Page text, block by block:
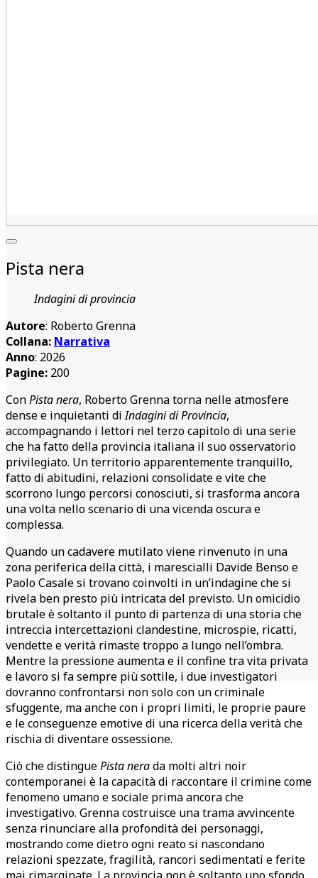
Pista nera
Indagini di provincia
Autore: Roberto Grenna
Collana: Narrativa
Anno: 2026
Pagine: 200
ConPista nera, Roberto Grenna torna nelle atmosfere
dense e inquietanti diIndagini di Provincia,
accompagnando i lettori nel terzo capitolo di una serie
che ha fatto della provincia italiana il suo osservatorio
privilegiato. Un territorio apparentemente tranquillo,
fatto di abitudini, relazioni consolidate e vite che
scorrono lungo percorsi conosciuti, si trasforma ancora
una volta nello scenario di una vicenda oscura e
complessa.
Quando un cadavere mutilato viene rinvenuto in una
zona periferica della città, i marescialli Davide Benso e
Paolo Casale si trovano coinvolti in un’indagine che si
rivela ben presto più intricata del previsto. Un omicidio
brutale è soltanto il punto di partenza di una storia che
intreccia intercettazioni clandestine, microspie, ricatti,
vendette e verità rimaste troppo a lungo nell’ombra.
Mentre la pressione aumenta e il confine tra vita privata
e lavoro si fa sempre più sottile, i due investigatori
dovranno confrontarsi non solo con un criminale
sfuggente, ma anche con i propri limiti, le proprie paure
e le conseguenze emotive di una ricerca della verità che
rischia di diventare ossessione.
Ciò che distinguePista nerada molti altri noir
contemporanei è la capacità di raccontare il crimine come
fenomeno umano e sociale prima ancora che
investigativo. Grenna costruisce una trama avvincente
senza rinunciare alla profondità dei personaggi,
mostrando come dietro ogni reato si nascondano
relazioni spezzate, fragilità, rancori sedimentati e ferite